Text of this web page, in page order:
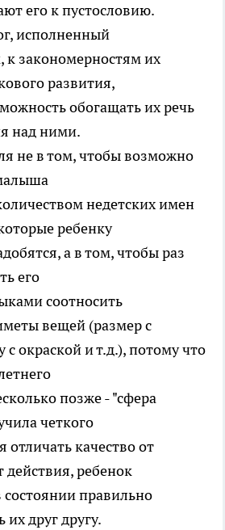
его к пустословию.
исполненный
к закономерностям их
развития,
обогащать их речь
над ними.
не в том, чтобы возможно
недетских имен
ребенку
а в том, чтобы раз
его
соотносить
вещей (размер с
с окраской и т.д.), потому что
позже - "сфера
четкого
отличать качество от
действия, ребенок
правильно
друг другу.